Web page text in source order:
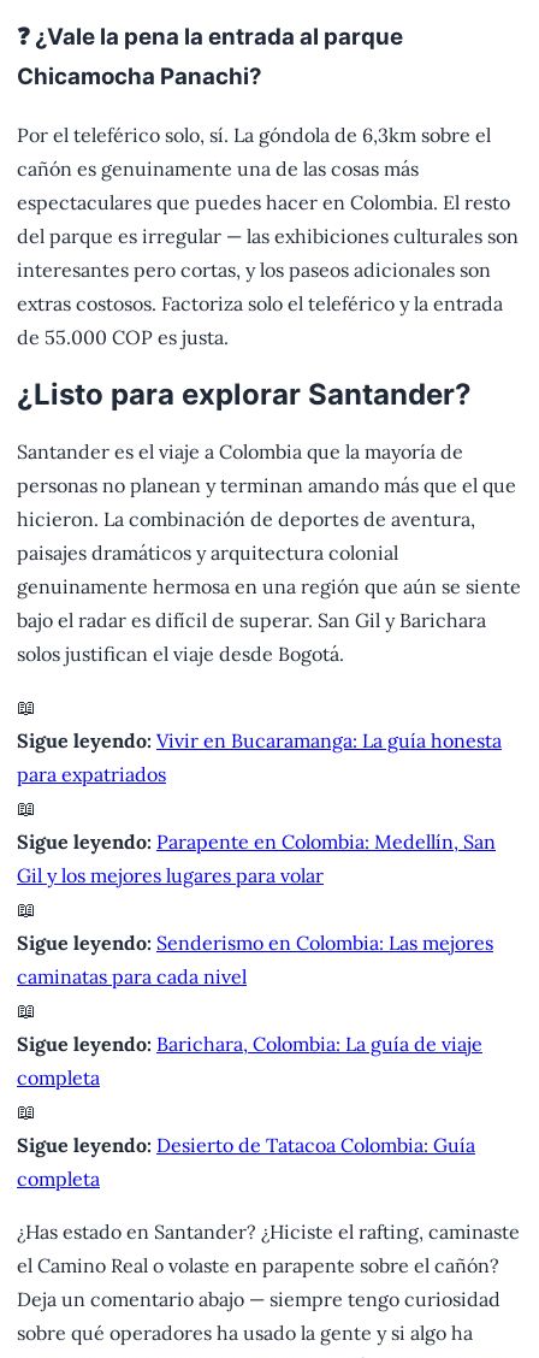
❓ ¿Vale la pena la entrada al parque
Chicamocha Panachi?
Por el teleférico solo, sí. La góndola de 6,3km sobre el
cañón es genuinamente una de las cosas más
espectaculares que puedes hacer en Colombia. El resto
del parque es irregular — las exhibiciones culturales son
interesantes pero cortas, y los paseos adicionales son
extras costosos. Factoriza solo el teleférico y la entrada
de 55.000 COP es justa.
¿Listo para explorar Santander?
Santander es el viaje a Colombia que la mayoría de
personas no planean y terminan amando más que el que
hicieron. La combinación de deportes de aventura,
paisajes dramáticos y arquitectura colonial
genuinamente hermosa en una región que aún se siente
bajo el radar es difícil de superar. San Gil y Barichara
solos justifican el viaje desde Bogotá.
📖
Sigue leyendo: Vivir en Bucaramanga: La guía honesta
para expatriados
📖
Sigue leyendo: Parapente en Colombia: Medellín, San
Gil y los mejores lugares para volar
📖
Sigue leyendo: Senderismo en Colombia: Las mejores
caminatas para cada nivel
📖
Sigue leyendo: Barichara, Colombia: La guía de viaje
completa
📖
Sigue leyendo: Desierto de Tatacoa Colombia: Guía
completa
¿Has estado en Santander? ¿Hiciste el rafting, caminaste
el Camino Real o volaste en parapente sobre el cañón?
Deja un comentario abajo — siempre tengo curiosidad
sobre qué operadores ha usado la gente y si algo ha